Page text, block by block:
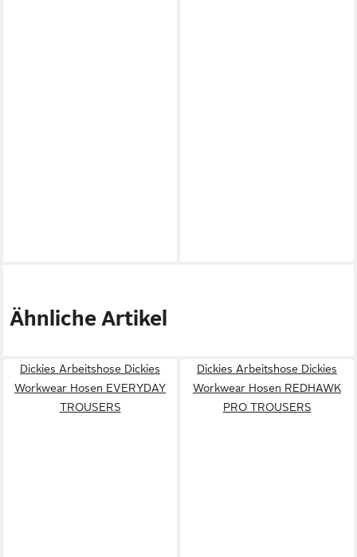
Ähnliche Artikel
Dickies Arbeitshose Dickies
Workwear Hosen EVERYDAY
TROUSERS
Dickies Arbeitshose Dickies
Workwear Hosen REDHAWK
PRO TROUSERS